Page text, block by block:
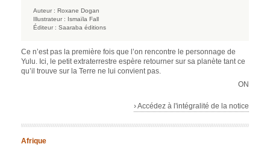
Auteur : Roxane Dogan
Illustrateur : Ismaïla Fall
Éditeur : Saaraba éditions
Ce n’est pas la première fois que l’on rencontre le personnage de
Yulu. Ici, le petit extraterrestre espère retourner sur sa planète tant ce
qu’il trouve sur la Terre ne lui convient pas.
ON
› Accédez à l'intégralité de la notice
Afrique